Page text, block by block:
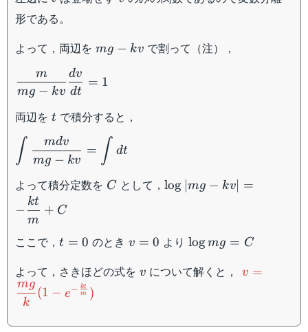
形である。
よって，両辺を mg-
mg − kv で割って（注），
\dfrac{m}
{mg-
{dt}=1
mg − kv
m
dt
dv
= 1
両辺を t
t で積分すると，
\displaystyle\int\dfrac{mdv}
{mg-kv}=\displaystyle\int
∫ mg − kv
mdv
= ∫ dt
よって積分定数を C
C として，\log |mg-
log mg − kv
=
−
m
kt
+ C
ここで，t=0
t = 0 のとき v=0
v = 0 より \log
logmg = C
よって，さきほどの式を v
v について解くと， v =
k
mg
(1 − e− m
kt )